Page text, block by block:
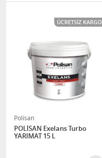
ÜCRETSIZ KARGO
Polisan
POLİSAN Exelans Turbo
YARIMAT 15 L